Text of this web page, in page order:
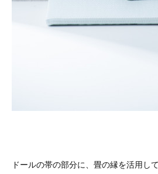
ドールの帯の部分に、畳の縁を活用して